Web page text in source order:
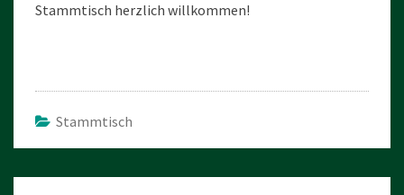
Stammtisch herzlich willkommen!
Stammtisch